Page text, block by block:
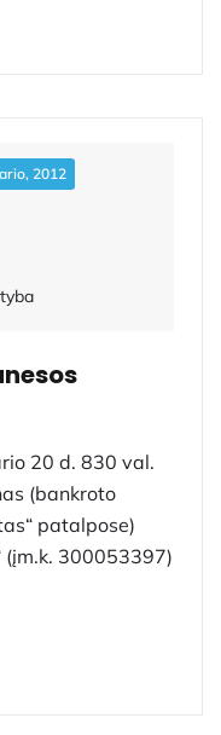
2012
20 d. 830 val.
(bankroto
patalpose)
(įm.k. 300053397)